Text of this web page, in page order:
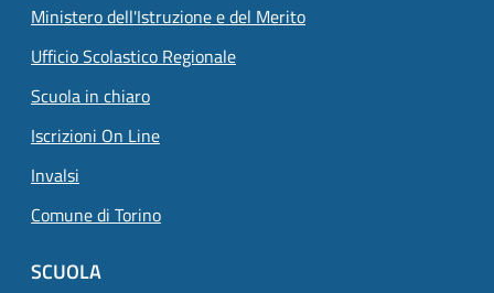
Ministero dell'Istruzione e del Merito
Ufficio Scolastico Regionale
Scuola in chiaro
Iscrizioni On Line
Invalsi
Comune di Torino
SCUOLA